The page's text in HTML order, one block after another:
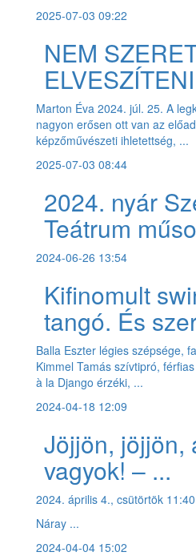
2025-07-03 09:22
NEM
Marton Éva 2024. júl. 25. A
nagyon erősen ott van az
képzőművészeti ihletettség, ...
2025-07-03 08:44
2024. nyár
Teátrum
2024-06-26 13:54
Kifinomult
tangó. És
Balla Eszter légies szépsége,
Kimmel Tamás szívtipró,
à la Django érzéki, ...
2024-04-18 12:09
Jöjjön, jöjjön,
vagyok! – ...
2024. április 4., csütörtök 11:40
Náray ...
2024-04-04 15:02